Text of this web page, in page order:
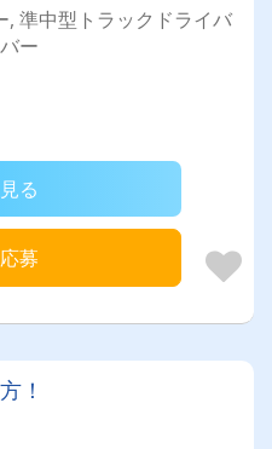
準中型トラックドライバ
ー
る
募
！